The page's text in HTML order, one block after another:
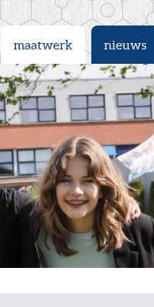
maatwerk nieuws